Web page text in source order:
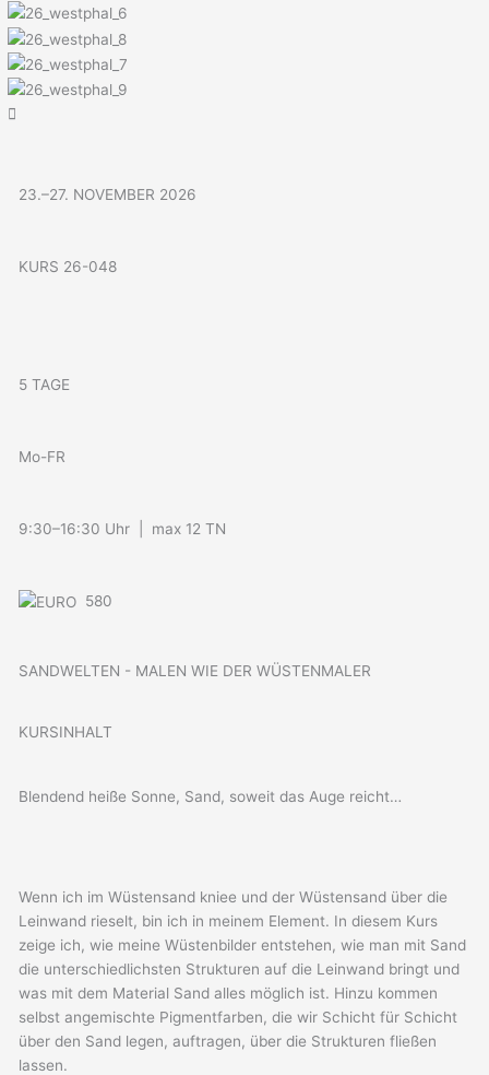
Zum
Inhalt
springen
Menü
23.–27. NOVEMBER 2026
KURS 26-048
5 TAGE
Mo-FR
9:30–16:30 Uhr | max 12 TN
580
SANDWELTEN - MALEN WIE DER WÜSTENMALER
KURSINHALT
Blendend heiße Sonne, Sand, soweit das Auge reicht…
Wenn ich im Wüstensand kniee und der Wüstensand über die
Leinwand rieselt, bin ich in meinem Element. In diesem Kurs
zeige ich, wie meine Wüstenbilder entstehen, wie man mit Sand
die unterschiedlichsten Strukturen auf die Leinwand bringt und
was mit dem Material Sand alles möglich ist. Hinzu kommen
selbst angemischte Pigmentfarben, die wir Schicht für Schicht
über den Sand legen, auftragen, über die Strukturen fließen
lassen.